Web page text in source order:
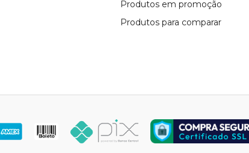
Produtos em promoção
Produtos para comparar